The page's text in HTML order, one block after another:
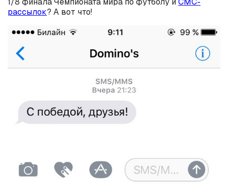
рассылок? А вот что!